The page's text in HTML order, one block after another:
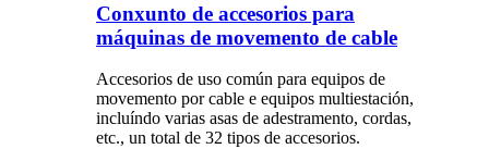
Conxunto de accesorios para
máquinas de movemento de cable
Accesorios de uso común para equipos de
movemento por cable e equipos multiestación,
incluíndo varias asas de adestramento, cordas,
etc., un total de 32 tipos de accesorios.